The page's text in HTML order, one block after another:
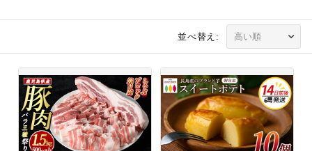
並べ替え: